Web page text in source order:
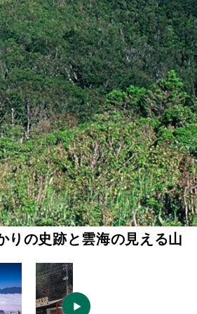
りの史跡と雲海の見える山